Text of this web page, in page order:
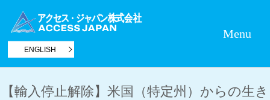
ENGLISH
Menu
【輸入停止解除】米国（特定州）からの生き